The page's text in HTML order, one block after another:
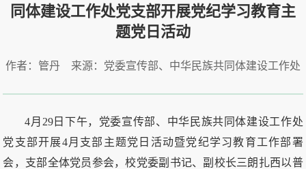
同体建设工作处党支部开展党纪学习教育主
题党日活动
作者：管丹 来源：党委宣传部、中华民族共同体建设工作处
4月29日下午，党委宣传部、中华民族共同体建设工作处
党支部开展4月支部主题党日活动暨党纪学习教育工作部署
会，支部全体党员参会，校党委副书记、副校长三朗扎西以普